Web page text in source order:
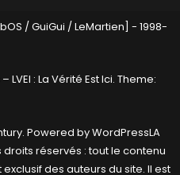
/ GuiGui / LeMartien] - 1998-
LVEI : La Vérité Est Ici. Theme:
. Powered byWordPressLA
droits réservés : tout le contenu
des auteurs du site. Il est